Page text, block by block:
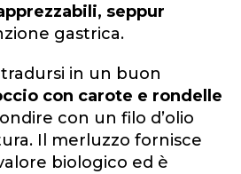
seppur
gastrica.
in un buon
con carote e rondelle
con un filo d’olio
Il merluzzo fornisce
biologico ed è